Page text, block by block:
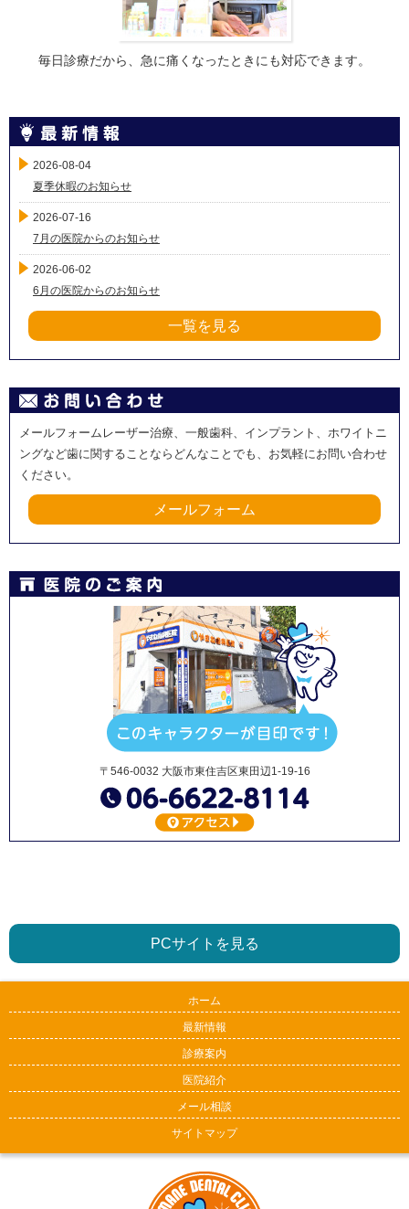
毎日診療だから、急に痛くなったときにも対応できます。
2026-08-04
夏季休暇のお知らせ
2026-07-16
7月の医院からのお知らせ
2026-06-02
6月の医院からのお知らせ
一覧を見る
メールフォームレーザー治療、一般歯科、インプラント、ホワイトニ
ングなど歯に関することならどんなことでも、お気軽にお問い合わせ
ください。
メールフォーム
〒546-0032 大阪市東住吉区東田辺1-19-16
PCサイトを見る
ホーム
最新情報
診療案内
医院紹介
メール相談
サイトマップ